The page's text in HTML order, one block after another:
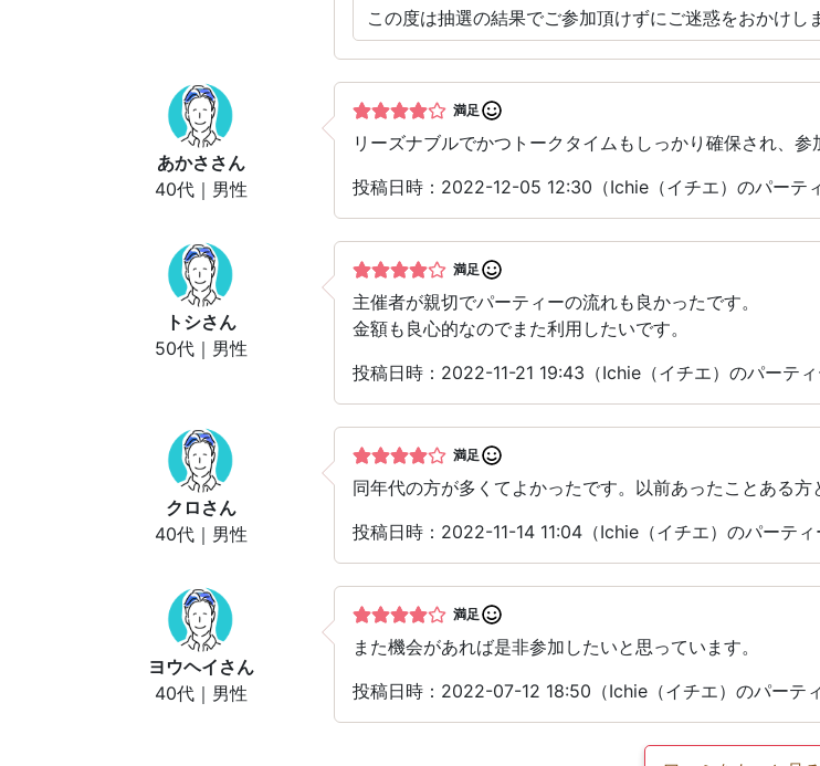
この度は抽選の結果でご参加頂けずにご迷惑をおかけし
あかさ さん
40代｜男性
満足
リーズナブルでかつトークタイムもしっかり確保され、参
投稿日時：2022-12-05 12:30（Ichie（イチエ）のパーティ
トシさん
50代｜男性
満足
主催者が親切でパーティーの流れも良かったです。
金額も良心的なのでまた利用したいです。
投稿日時：2022-11-21 19:43（Ichie（イチエ）のパーティ
クロ さん
40代｜男性
満足
同年代の方が多くてよかったです。以前あったことある
投稿日時：2022-11-14 11:04（Ichie（イチエ）のパーティ
ヨウヘイ さん
40代｜男性
満足
また機会があれば是非参加したいと思っています。
投稿日時：2022-07-12 18:50（Ichie（イチエ）のパーティ